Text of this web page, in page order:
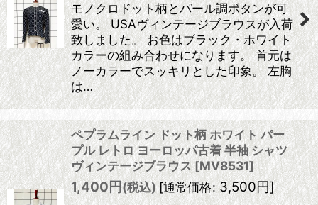
モノクロドット柄とパール調ボタンが可
愛い。 USAヴィンテージブラウスが入荷
致しました。 お色はブラック・ホワイト
カラーの組み合わせになります。 首元は
ノーカラーでスッキリとした印象。 左胸
は…
ペプラムライン ドット柄 ホワイト パー
プル レトロ ヨーロッパ古着 半袖 シャツ
ヴィンテージブラウス[MV8531]
1,400円(税込) [通常価格: 3,500円]